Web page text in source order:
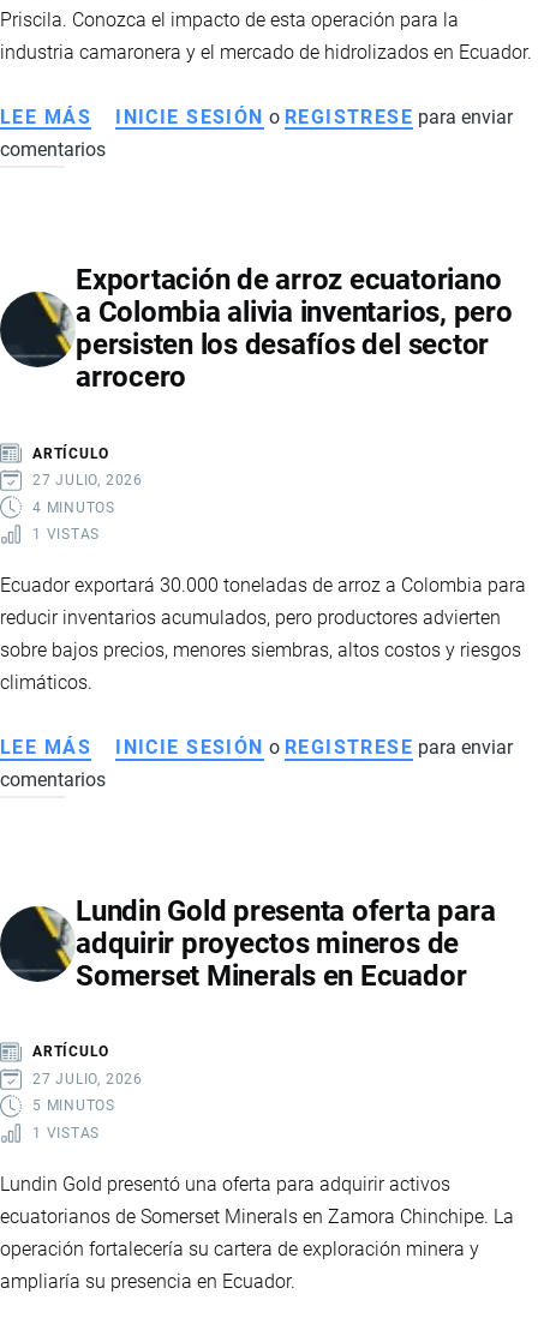
Priscila. Conozca el impacto de esta operación para la
industria camaronera y el mercado de hidrolizados en Ecuador.
LEE MÁS SOBRE
SANTA
LIDERAZGO
EN
LA
INDUSTRIA
LA
COMPRA
DE
ACTIVOS
ECUAPROTEIN
INICIE SESIÓN o REGISTRESE para enviar
comentarios
Exportación de arroz ecuatoriano
a Colombia alivia inventarios, pero
persisten los desafíos del sector
arrocero
ARTÍCULO
27 JULIO, 2026
4 MINUTOS
1 VISTAS
Ecuador exportará 30.000 toneladas de arroz a Colombia para
reducir inventarios acumulados, pero productores advierten
sobre bajos precios, menores siembras, altos costos y riesgos
climáticos.
LEE MÁS SOBRE
EXPORTACIÓN
A
COLOMBIA
ALIVIA
PERSISTEN
LOS
DESAFÍOS
SECTOR
INICIE SESIÓN o REGISTRESE para enviar
comentarios
Lundin Gold presenta oferta para
adquirir proyectos mineros de
Somerset Minerals en Ecuador
ARTÍCULO
27 JULIO, 2026
5 MINUTOS
1 VISTAS
Lundin Gold presentó una oferta para adquirir activos
ecuatorianos de Somerset Minerals en Zamora Chinchipe. La
operación fortalecería su cartera de exploración minera y
ampliaría su presencia en Ecuador.